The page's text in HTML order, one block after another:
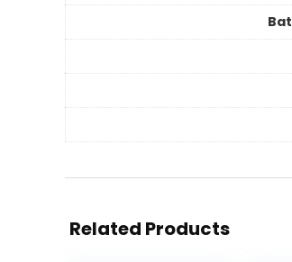
Related Products